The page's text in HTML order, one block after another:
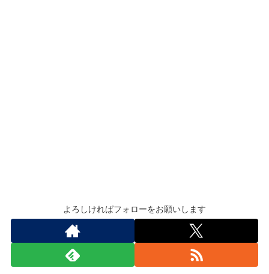
よろしければフォローをお願いします